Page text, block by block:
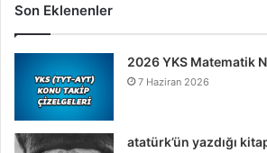
Son Eklenenler
2026 YKS Matematik
7 Haziran 2026
atatürk’ün yazdığı